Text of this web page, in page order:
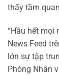
thấy tầm
“Hầu hết mọi
News Feed
lớn sự tập
Phòng Nhân